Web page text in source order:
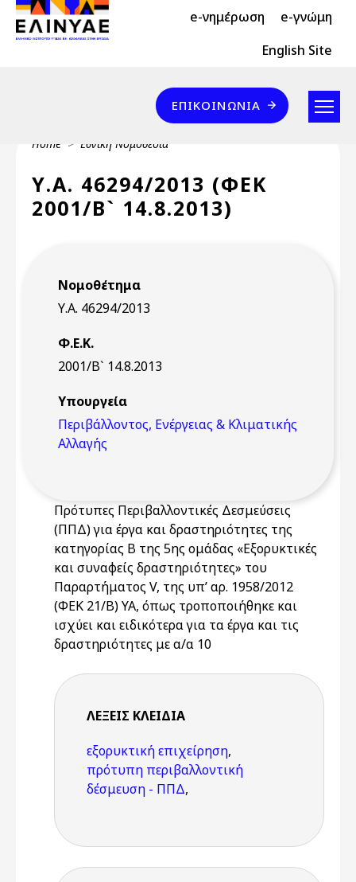
Skip to main content
Header Top 2 e-νημέρωση e-γνώμη
Header Top English Site
Επικοινωνία
ΕΠΙΚΟΙΝΩΝΊΑ
Breadcrumb
Home Εθνική Νομοθεσία
Υ.Α. 46294/2013 (ΦΕΚ
2001/Β` 14.8.2013)
Νομοθέτημα
Υ.Α. 46294/2013
Φ.Ε.Κ.
2001/Β` 14.8.2013
Υπουργεία
Περιβάλλοντος, Ενέργειας & Κλιματικής
Αλλαγής
Πρότυπες Περιβαλλοντικές Δεσμεύσεις
(ΠΠΔ) για έργα και δραστηριότητες της
κατηγορίας Β της 5ης ομάδας «Εξορυκτικές
και συναφείς δραστηριότητες» του
Παραρτήματος V, της υπ’ αρ. 1958/2012
(ΦΕΚ 21/Β) ΥΑ, όπως τροποποιήθηκε και
ισχύει και ειδικότερα για τα έργα και τις
δραστηριότητες με α/α 10
ΛΈΞΕΙΣ KΛΕΙΔΙΆ
εξορυκτική επιχείρηση,
πρότυπη περιβαλλοντική
δέσμευση - ΠΠΔ,